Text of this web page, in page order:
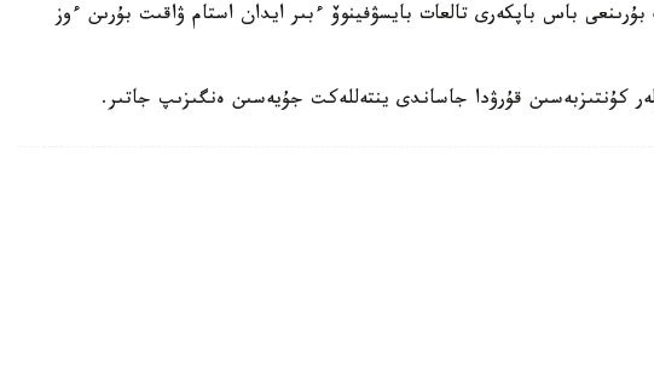
بۇرىنعى باس باپكەرى تالعات بايسۋفينوۆ ءبىر ايدان استام ۋاقىت بۇرىن ءوز
كۇنتىزبەسىن قۇرۋدا جاساندى ينتەللەكت جۇيەسىن ەنگىزىپ جاتىر.